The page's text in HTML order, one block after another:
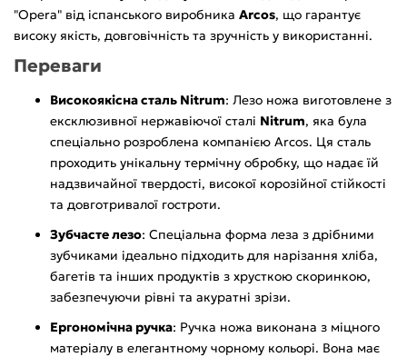
"Opera" від іспанського виробника Arcos, що гарантує
високу якість, довговічність та зручність у використанні.
Переваги
Високоякісна сталь Nitrum: Лезо ножа виготовлене з
ексклюзивної нержавіючої сталі Nitrum, яка була
спеціально розроблена компанією Arcos. Ця сталь
проходить унікальну термічну обробку, що надає їй
надзвичайної твердості, високої корозійної стійкості
та довготривалої гостроти.
Зубчасте лезо: Спеціальна форма леза з дрібними
зубчиками ідеально підходить для нарізання хліба,
багетів та інших продуктів з хрусткою скоринкою,
забезпечуючи рівні та акуратні зрізи.
Ергономічна ручка: Ручка ножа виконана з міцного
матеріалу в елегантному чорному кольорі. Вона має